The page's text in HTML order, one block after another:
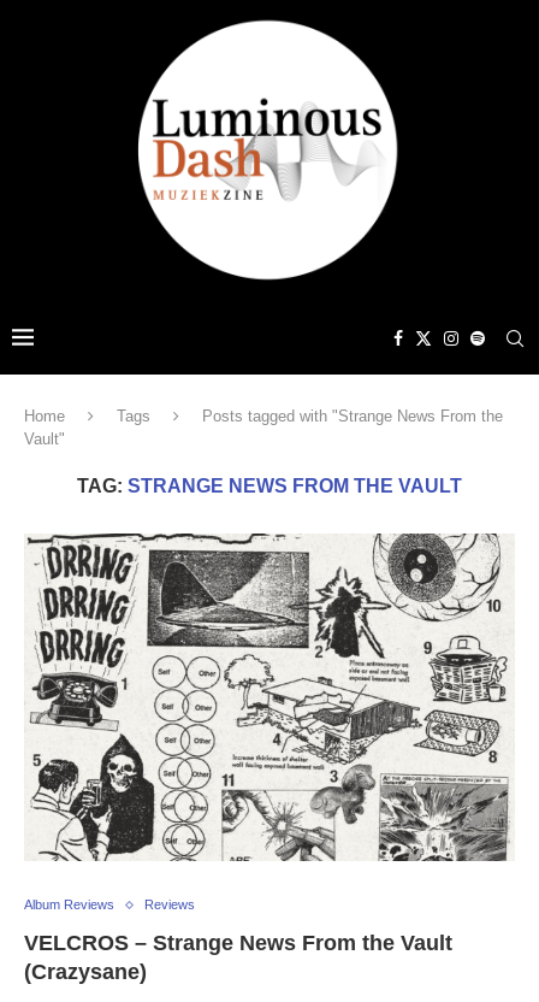
Home Tags
Posts tagged with "Strange News From the
Vault"
TAG: STRANGE NEWS FROM THE VAULT
Album Reviews Reviews
VELCROS – Strange News From the Vault
(Crazysane)